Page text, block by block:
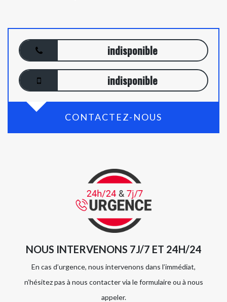
indisponible
indisponible
CONTACTEZ-NOUS
NOUS INTERVENONS 7J/7 ET 24H/24
En cas d’urgence, nous intervenons dans l’immédiat,
n’hésitez pas à nous contacter via le formulaire ou à nous
appeler.